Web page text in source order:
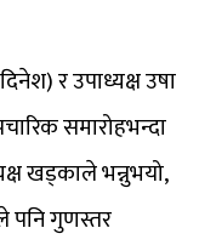
र उपाध्यक्ष उषा
समारोहभन्दा
खड्काले भन्नुभयो,
पनि गुणस्तर